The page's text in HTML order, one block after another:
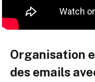
Organisation
des emails